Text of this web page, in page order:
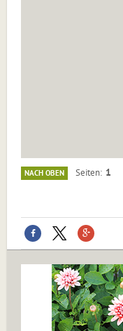
NACH OBEN Seiten 1